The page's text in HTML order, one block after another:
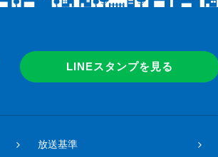
LINEスタンプを見る
放送基準